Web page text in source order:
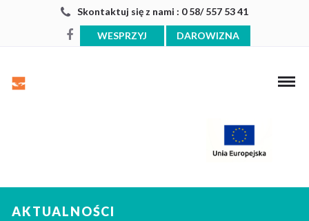
Skontaktuj się z nami : 0 58/ 557 53 41
WESPRZYJ DAROWIZNA
AKTUALNOŚCI